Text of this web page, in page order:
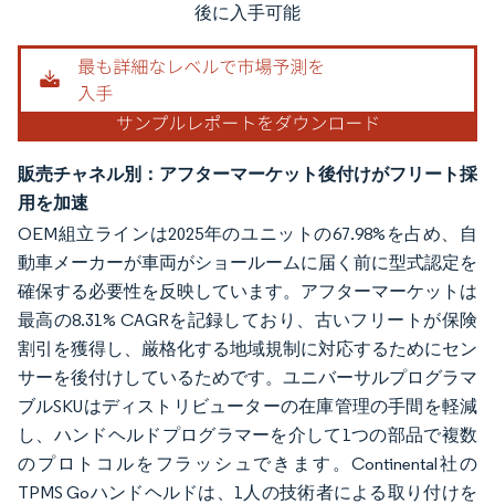
後に入手可能
販売チャネル別：アフターマーケット後付けがフリート採
用を加速
OEM組立ラインは2025年のユニットの67.98%を占め、自
動車メーカーが車両がショールームに届く前に型式認定を
確保する必要性を反映しています。アフターマーケットは
最高の8.31% CAGRを記録しており、古いフリートが保険
割引を獲得し、厳格化する地域規制に対応するためにセン
サーを後付けしているためです。ユニバーサルプログラマ
ブルSKUはディストリビューターの在庫管理の手間を軽減
し、ハンドヘルドプログラマーを介して1つの部品で複数
のプロトコルをフラッシュできます。Continental社の
TPMS Goハンドヘルドは、1人の技術者による取り付けを